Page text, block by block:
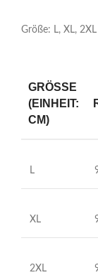
Größe: L, XL, 2XL
GRÖSSE (
EINHEIT: C
M)
L
XL
2XL